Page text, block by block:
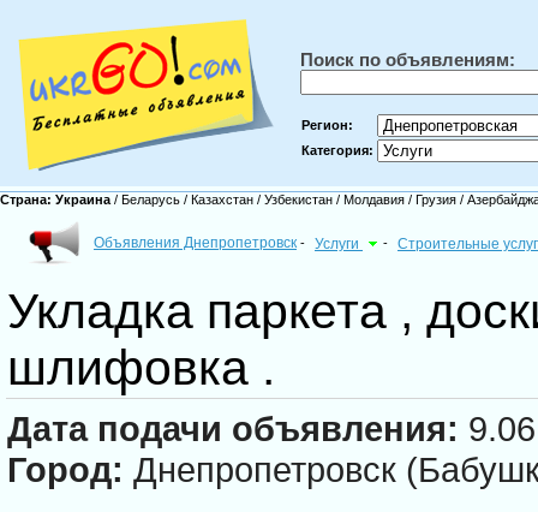
Поиск по объявлениям:
Регион:
Категория:
Страна: Украина / Беларусь / Казахстан / Узбекистан / Молдавия / Грузия /
Объявления Днепропетровск - Услуги - Строительные
Укладка паркета ,
шлифовка .
Дата подачи объявления:
Город: Днепропетровск